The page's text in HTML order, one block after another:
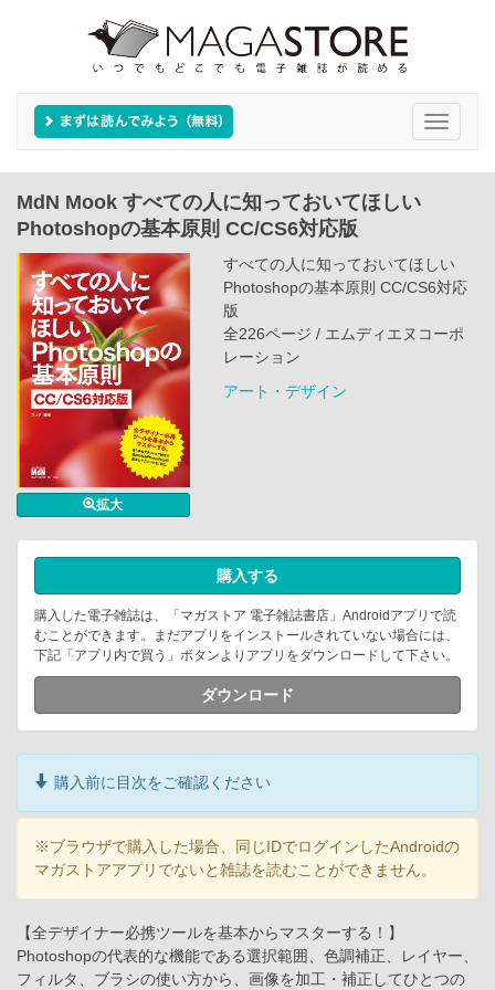
Toggle
MdN Mook すべての人に知っておいてほしい
Photoshopの基本原則 CC/CS6対応版
拡大
すべての人に知っておいてほしい
Photoshopの基本原則 CC/CS6対応
版
全226ページ / エムディエヌコーポ
レーション
アート・デザイン
購入する
購入した電子雑誌は、「マガストア 電子雑誌書店」Androidアプリで読
むことができます。まだアプリをインストールされていない場合には、
下記「アプリ内で買う」ボタンよりアプリをダウンロードして下さい。
ダウンロード
購入前に目次をご確認ください
※ブラウザで購入した場合、同じIDでログインしたAndroidの
マガストアアプリでないと雑誌を読むことができません。
【全デザイナー必携ツールを基本からマスターする！】
Photoshopの代表的な機能である選択範囲、色調補正、レイヤー、
フィルタ、ブラシの使い方から、画像を加工・補正してひとつの